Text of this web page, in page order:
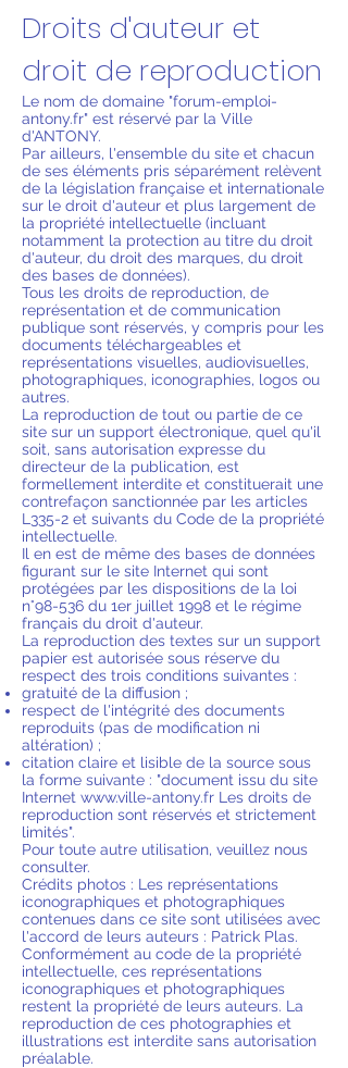
Droits d'auteur et
droit de reproduction
Le nom de domaine "forum-emploi-
antony.fr" est réservé par la Ville
d'ANTONY.
Par ailleurs, l'ensemble du site et chacun
de ses éléments pris séparément relèvent
de la législation française et internationale
sur le droit d'auteur et plus largement de
la propriété intellectuelle (incluant
notamment la protection au titre du droit
d'auteur, du droit des marques, du droit
des bases de données).
Tous les droits de reproduction, de
représentation et de communication
publique sont réservés, y compris pour les
documents téléchargeables et
représentations visuelles, audiovisuelles,
photographiques, iconographies, logos ou
autres.
La reproduction de tout ou partie de ce
site sur un support électronique, quel qu'il
soit, sans autorisation expresse du
directeur de la publication, est
formellement interdite et constituerait une
contrefaçon sanctionnée par les articles
L335-2 et suivants du Code de la propriété
intellectuelle.
Il en est de même des bases de données
figurant sur le site Internet qui sont
protégées par les dispositions de la loi
n°98-536 du 1er juillet 1998 et le régime
français du droit d'auteur.
La reproduction des textes sur un support
papier est autorisée sous réserve du
respect des trois conditions suivantes :
gratuité de la diffusion ;
respect de l'intégrité des documents
reproduits (pas de modification ni
altération) ;
citation claire et lisible de la source sous
la forme suivante : "document issu du site
Internet www.ville-antony.fr Les droits de
reproduction sont réservés et strictement
limités".
Pour toute autre utilisation, veuillez nous
consulter.
Crédits photos : Les représentations
iconographiques et photographiques
contenues dans ce site sont utilisées avec
l'accord de leurs auteurs : Patrick Plas.
Conformément au code de la propriété
intellectuelle, ces représentations
iconographiques et photographiques
restent la propriété de leurs auteurs. La
reproduction de ces photographies et
illustrations est interdite sans autorisation
préalable.